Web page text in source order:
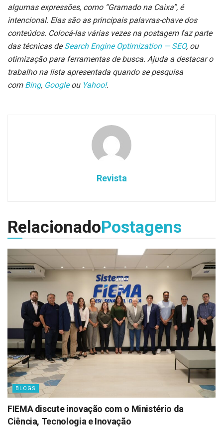
algumas expressões, como “Gramado na Caixa”, é
intencional. Elas são as principais palavras-chave dos
conteúdos. Colocá-las várias vezes na postagem faz parte
das técnicas deSearch Engine Optimization — SEO, ou
otimização para ferramentas de busca. Ajuda a destacar o
trabalho na lista apresentada quando se pesquisa
com Bing, Googleou Yahoo!.
Revista
RelacionadoPostagens
BLOGS
FIEMA discute inovação com o Ministério da
Ciência, Tecnologia e Inovação